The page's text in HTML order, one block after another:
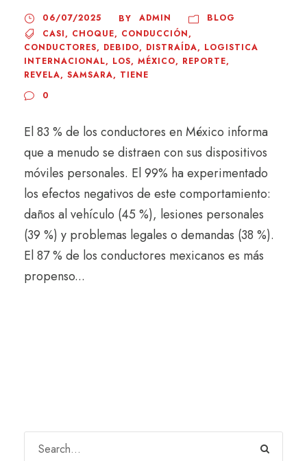
06/07/2025 BY ADMIN
BLOG
CASI, CHOQUE, CONDUCCIÓN,
CONDUCTORES, DEBIDO, DISTRAÍDA, LOGISTICA
INTERNACIONAL, LOS, MÉXICO, REPORTE,
REVELA, SAMSARA, TIENE
0
El 83 % de los conductores en México informa
que a menudo se distraen con sus dispositivos
móviles personales. El 99% ha experimentado
los efectos negativos de este comportamiento:
daños al vehículo (45 %), lesiones personales
(39 %) y problemas legales o demandas (38 %).
El 87 % de los conductores mexicanos es más
propenso...